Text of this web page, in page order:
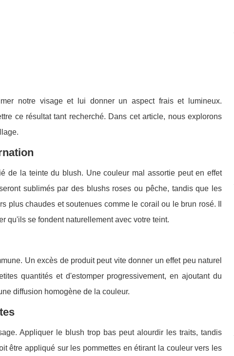
notre visage et lui donner un aspect frais et lumineux.
ce résultat tant recherché. Dans cet article, nous explorons
de la teinte du blush. Une couleur mal assortie peut en effet
sublimés par des blushs roses ou pêche, tandis que les
plus chaudes et soutenues comme le corail ou le brun rosé. Il
qu'ils se fondent naturellement avec votre teint.
Un excès de produit peut vite donner un effet peu naturel
quantités et d'estomper progressivement, en ajoutant du
diffusion homogène de la couleur.
Appliquer le blush trop bas peut alourdir les traits, tandis
être appliqué sur les pommettes en étirant la couleur vers les